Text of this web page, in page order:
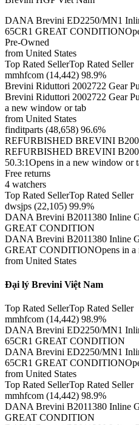
DANA Brevini ED2250/MN1
65CR1 GREAT
Pre-Owned
from United States
Top Rated SellerTop Rated Seller
mmhfcom (14,442) 98.9%
Brevini Riduttori 2002722 Gear
Brevini Riduttori 2002722 Gear
a new window or tab
from United States
finditparts (48,658) 96.6%
REFURBISHED BREVINI
REFURBISHED BREVINI
50.3:1Opens in a new window or
Free returns
4 watchers
Top Rated SellerTop Rated Seller
dwsjps (22,105) 99.9%
DANA Brevini B2011380 Inline
GREAT CONDITION
DANA Brevini B2011380 Inline
GREAT CONDITIONOpens in a
from United States
Đại lý Brevini Việt Nam
Top Rated SellerTop Rated Seller
mmhfcom (14,442) 98.9%
DANA Brevini ED2250/MN1
65CR1 GREAT CONDITION
DANA Brevini ED2250/MN1
65CR1 GREAT
from United States
Top Rated SellerTop Rated Seller
mmhfcom (14,442) 98.9%
DANA Brevini B2011380 Inline
GREAT CONDITION